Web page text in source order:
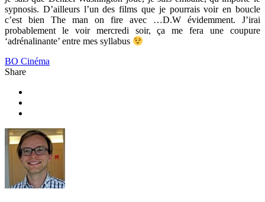
sypnosis. D’ailleurs l’un des films que je pourrais voir en boucle
c’est bien The man on fire avec …D.W évidemment. J’irai
probablement le voir mercredi soir, ça me fera une coupure
‘adrénalinante’ entre mes syllabus
BO Cinéma
Share